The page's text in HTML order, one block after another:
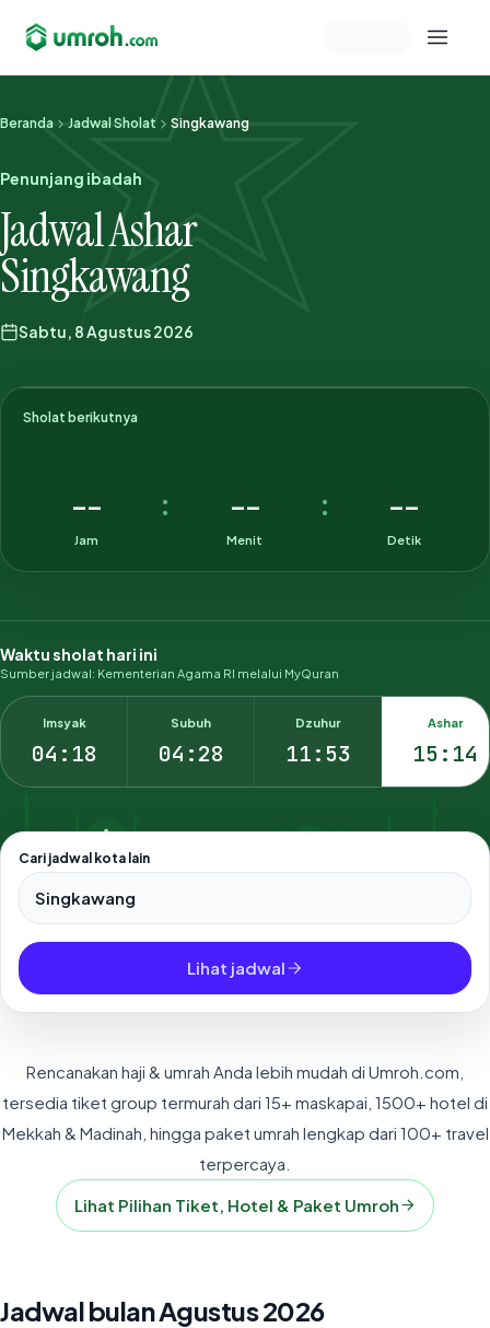
Memeriksa sesi akun
Beranda Jadwal Sholat Singkawang
Penunjang ibadah
Jadwal Ashar
Singkawang
Sabtu, 8 Agustus 2026
Sholat berikutnya
--
Jam
: --
Menit
: --
Detik
Waktu sholat hari ini
Sumber jadwal: Kementerian Agama RI melalui MyQuran
Imsyak
04:18
Subuh
04:28
Dzuhur
11:53
Ashar
15:14
Cari jadwal kota lain
Pilih salah satu dari 500+ kota dan kabupaten di Indonesia.
Lihat jadwal
Rencanakan haji & umrah Anda lebih mudah di Umroh.com,
tersedia tiket group termurah dari 15+ maskapai, 1500+ hotel di
Mekkah & Madinah, hingga paket umrah lengkap dari 100+ travel
terpercaya.
Lihat Pilihan Tiket, Hotel & Paket Umroh
Jadwal bulan Agustus 2026